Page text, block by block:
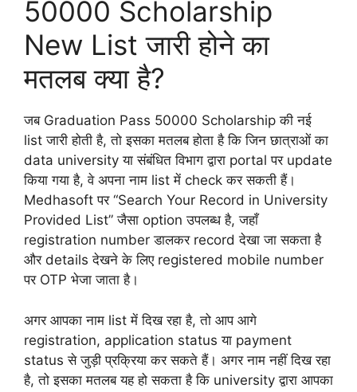
50000 Scholarship
New List जारी होने का
मतलब क्या है?
जब Graduation Pass 50000 Scholarship की नई
list जारी होती है, तो इसका मतलब होता है कि जिन छात्राओं का
data university या संबंधित विभाग द्वारा portal पर update
किया गया है, वे अपना नाम list में check कर सकती हैं।
Medhasoft पर “Search Your Record in University
Provided List” जैसा option उपलब्ध है, जहाँ
registration number डालकर record देखा जा सकता है
और details देखने के लिए registered mobile number
पर OTP भेजा जाता है।
अगर आपका नाम list में दिख रहा है, तो आप आगे
registration, application status या payment
status से जुड़ी प्रक्रिया कर सकते हैं। अगर नाम नहीं दिख रहा
है, तो इसका मतलब यह हो सकता है कि university द्वारा आपका